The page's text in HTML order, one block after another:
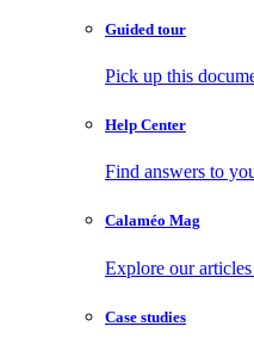
Guided tour
Pick up this
Help Center
Find answers to
Calaméo Mag
Explore our
Case studies